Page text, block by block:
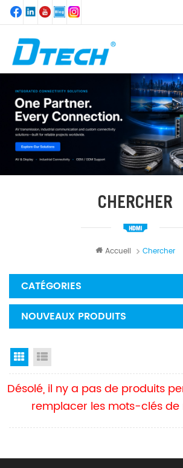
CHERCHER
Accueil Chercher
CATÉGORIES
NOUVEAUX PRODUITS
Grid View
Désolé, il ny a pas de produits
remplacer les mots-clés de